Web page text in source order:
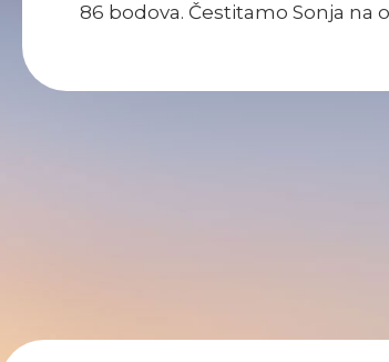
86 bodova. Čestitamo Sonja na